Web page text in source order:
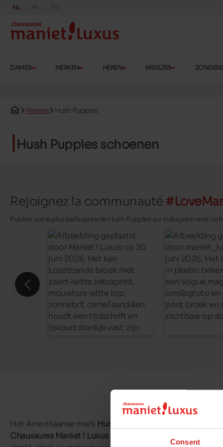
Consent
NL FR EN
DAMES MERKEN HEREN MEISJES
Merken Hush Puppies
Hush Puppies schoenen
Rejoignez la communauté
Publiez votre plus belle paire de Hush Puppies sur Instagram avec
Het Amerikaanse merk Hush Puppies
Chaussures Maniet ! Luxus winkels